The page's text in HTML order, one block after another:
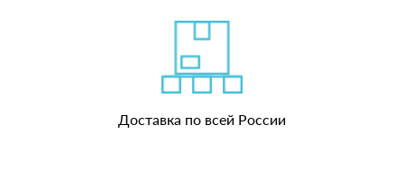
Доставка по всей России